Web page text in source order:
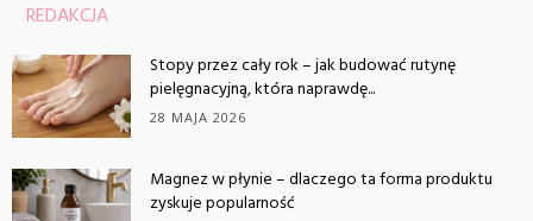
REDAKCJA
Stopy przez cały rok – jak budować rutynę
pielęgnacyjną, która naprawdę...
28 MAJA 2026
Magnez w płynie – dlaczego ta forma produktu
zyskuje popularność